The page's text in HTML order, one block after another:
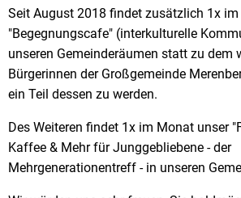
Seit August 2018 findet zusätzlich 1x
"Begegnungscafe" (interkulturelle
unseren Gemeinderäumen statt zu dem
Bürgerinnen der Großgemeinde
ein Teil dessen zu werden.
Des Weiteren findet 1x im Monat unser
Kaffee & Mehr für Junggebliebene - der
Mehrgenerationentreff - in unseren